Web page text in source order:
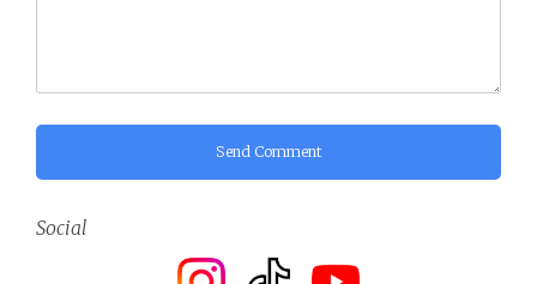
Send Comment
Social